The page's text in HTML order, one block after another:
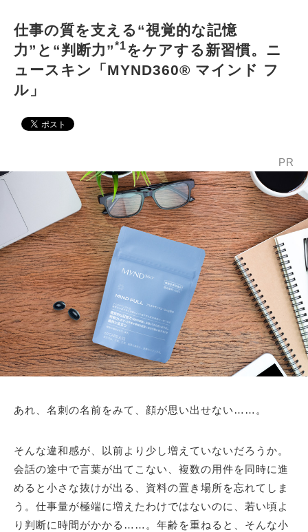
仕事の質を支える“視覚的な記憶
力”と“判断力”*1をケアする新習慣。ニ
ュースキン「MYND360® マインド フ
ル」
PR
あれ、名刺の名前をみて、顔が思い出せない……。
そんな違和感が、以前より少し増えていないだろうか。
会話の途中で言葉が出てこない、複数の用件を同時に進
めると小さな抜けが出る、資料の置き場所を忘れてしま
う。仕事量が極端に増えたわけではないのに、若い頃よ
り判断に時間がかかる……。年齢を重ねると、そんな小